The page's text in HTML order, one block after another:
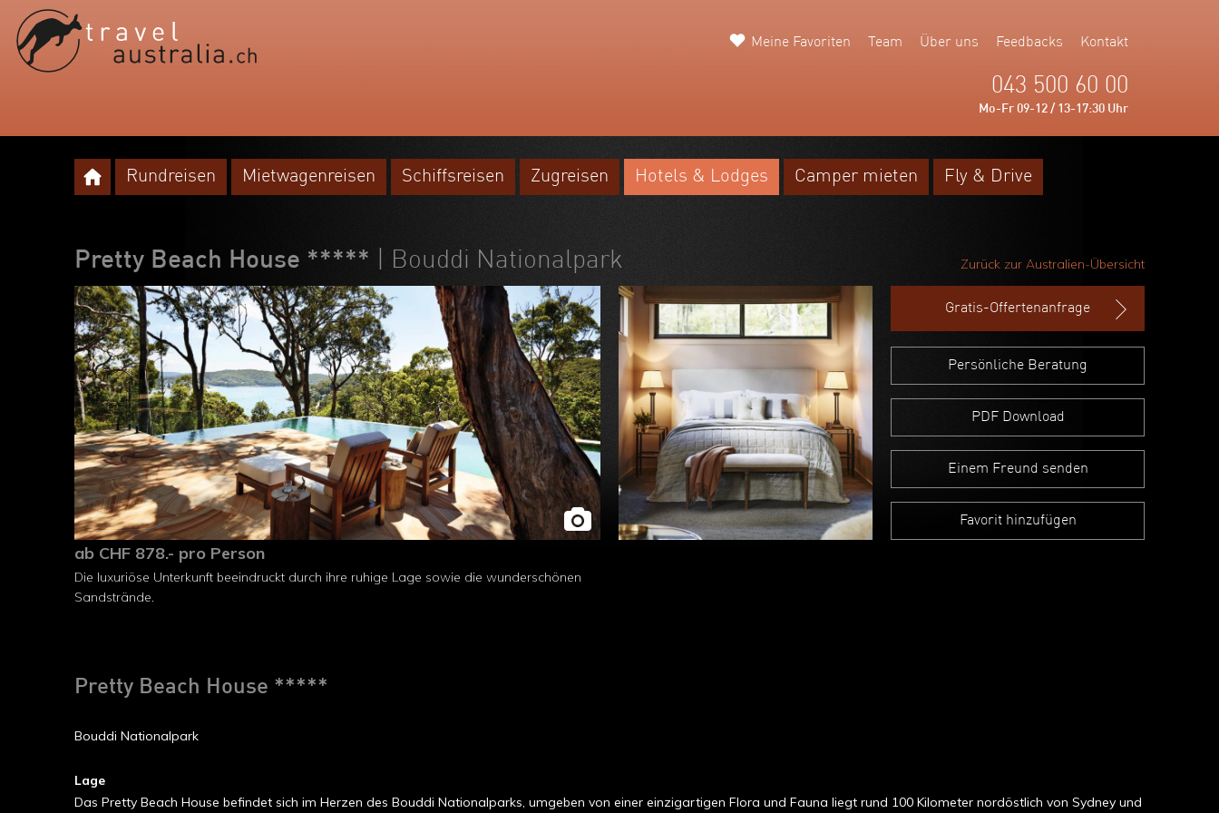
Meine Favoriten Team Über uns Feedbacks Kontakt
043 500 60 00
Mo-Fr 09-12 / 13-17:30 Uhr
Rundreisen Mietwagenreisen Schiffsreisen Zugreisen Hotels & Lodges Camper mieten Fly & Drive
Zurück zur Australien-Übersicht
Pretty Beach House ***** | Bouddi Nationalpark
Gratis-Offertenanfrage
Persönliche Beratung
PDF Download
Einem Freund senden
Favorit hinzufügen
ab CHF 878.- pro Person
Die luxuriöse Unterkunft beeindruckt durch ihre ruhige Lage sowie die wunderschönen
Sandstrände.
Pretty Beach House *****
Bouddi Nationalpark
Lage
Das Pretty Beach House befindet sich im Herzen des Bouddi Nationalparks, umgeben von einer einzigartigen Flora und Fauna liegt rund 100 Kilometer nordöstlich von Sydney und